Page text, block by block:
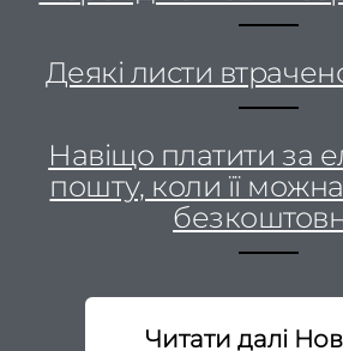
Перехід на новий
Деякі листи
Навіщо платити за
пошту, коли її